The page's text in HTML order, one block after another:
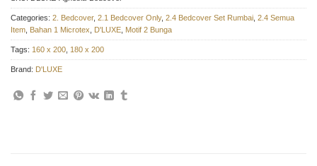
Categories: 2. Bedcover, 2.1 Bedcover Only, 2.4 Bedcover Set Rumbai 2.4 Semua
Item
Bahan 1 Microtex D'LUXE Motif 2 Bunga
Tags: 160 x 200 180 x 200
Brand: D'LUXE